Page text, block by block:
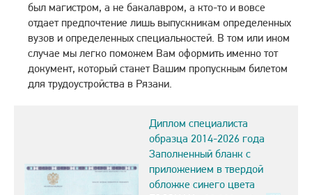
был магистром, а не бакалавром, а кто-то и вовсе
отдает предпочтение лишь выпускникам определенных
вузов и определенных специальностей. В том или ином
случае мы легко поможем Вам оформить именно тот
документ, который станет Вашим пропускным билетом
для трудоустройства в Рязани.
Диплом специалиста
образца 2014-2026 года
Заполненный бланк с
приложением в твердой
обложке синего цвета